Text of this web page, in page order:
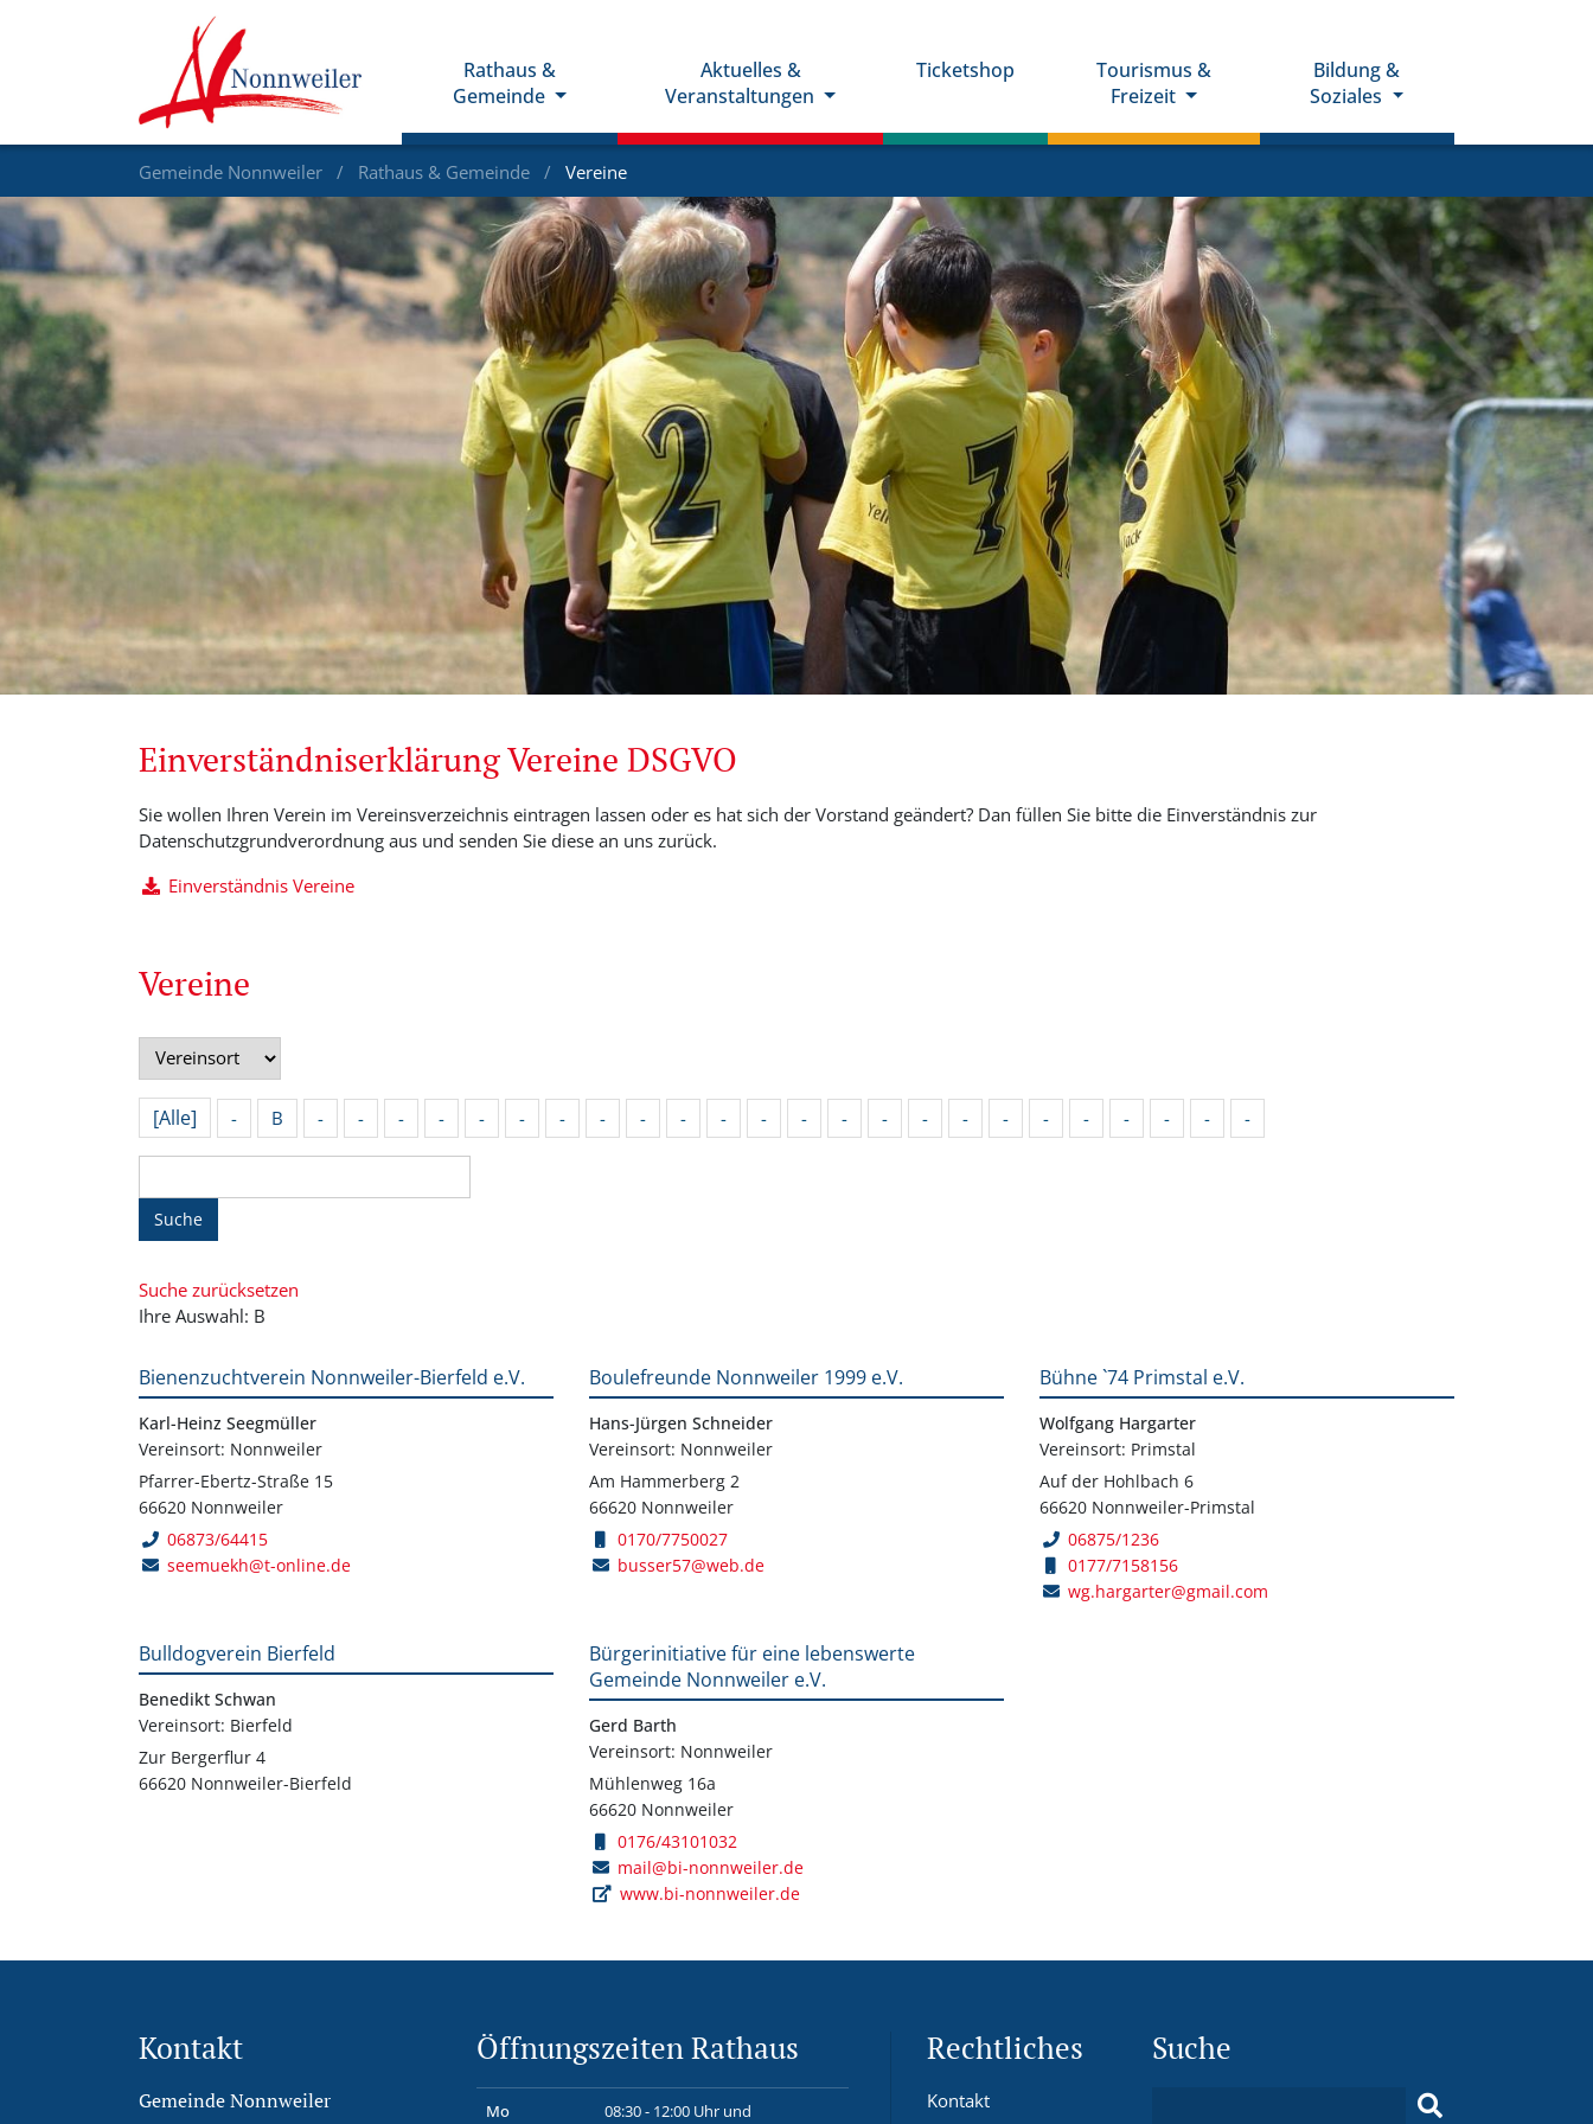
Rathaus &
Gemeinde
Aktuelles &
Veranstaltungen
Ticketshop
Tourismus &
Freizeit
Bildung &
Soziales
Gemeinde Nonnweiler Rathaus & Gemeinde Vereine
Einverständniserklärung Vereine DSGVO
Sie wollen Ihren Verein im Vereinsverzeichnis eintragen lassen oder es hat sich der Vorstand geändert? Dan füllen Sie bitte die Einverständnis zur
Datenschutzgrundverordnung aus und senden Sie diese an uns zurück.
Einverständnis Vereine
Vereine
[Alle] - B - - - - - - - - - - - - - - - - - - - - - - - -
Suche
Suche zurücksetzen
Ihre Auswahl: B
Bienenzuchtverein Nonnweiler-Bierfeld e.V.
Karl-Heinz Seegmüller
Vereinsort: Nonnweiler
Pfarrer-Ebertz-Straße 15
66620 Nonnweiler
06873/64415
seemuekh@t-online.de
Boulefreunde Nonnweiler 1999 e.V.
Hans-Jürgen Schneider
Vereinsort: Nonnweiler
Am Hammerberg 2
66620 Nonnweiler
0170/7750027
busser57@web.de
Bühne `74 Primstal e.V.
Wolfgang Hargarter
Vereinsort: Primstal
Auf der Hohlbach 6
66620 Nonnweiler-Primstal
06875/1236
0177/7158156
wg.hargarter@gmail.com
Bulldogverein Bierfeld
Benedikt Schwan
Vereinsort: Bierfeld
Zur Bergerflur 4
66620 Nonnweiler-Bierfeld
Bürgerinitiative für eine lebenswerte
Gemeinde Nonnweiler e.V.
Gerd Barth
Vereinsort: Nonnweiler
Mühlenweg 16a
66620 Nonnweiler
0176/43101032
mail@bi-nonnweiler.de
www.bi-nonnweiler.de
Kontakt
Gemeinde Nonnweiler
Öffnungszeiten Rathaus
Mo 08:30 - 12:00 Uhr und
Rechtliches
Kontakt
Suche